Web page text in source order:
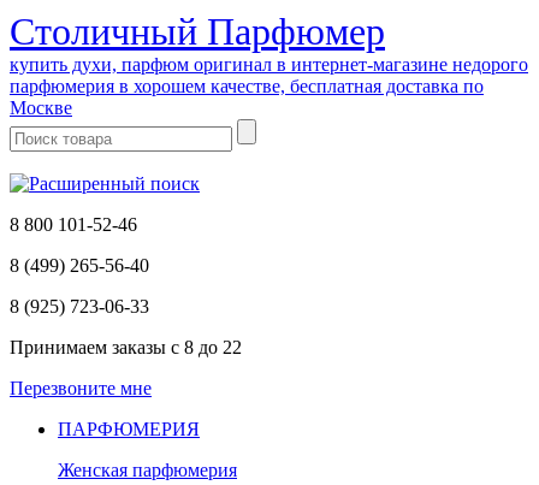
Cтоличный Парфюмер
купить духи, парфюм оригинал в интернет-магазине недорого
парфюмерия в хорошем качестве, бесплатная доставка по
Москве
8 800 101-52-46
8 (499) 265-56-40
8 (925) 723-06-33
Принимаем заказы с 8 до 22
Перезвоните мне
ПАРФЮМЕРИЯ
Женская парфюмерия